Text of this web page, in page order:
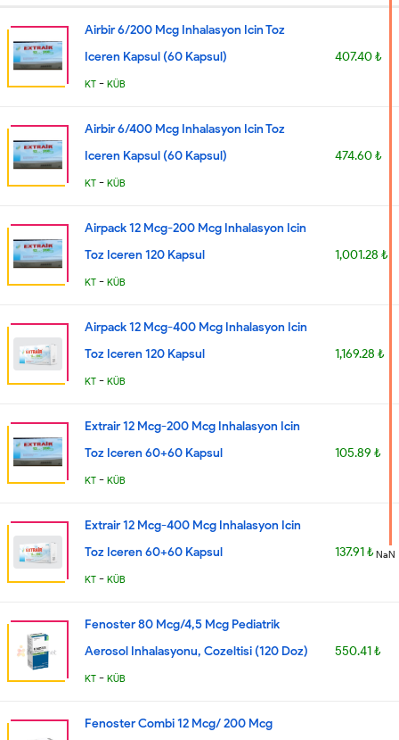
Airbir 6/200 Mcg Inhalasyon Icin Toz
Iceren Kapsul (60 Kapsul)
KT - KÜB
407.40 ₺
Airbir 6/400 Mcg Inhalasyon Icin Toz
Iceren Kapsul (60 Kapsul)
KT - KÜB
474.60 ₺
Airpack 12 Mcg-200 Mcg Inhalasyon Icin
Toz Iceren 120 Kapsul
KT - KÜB
1,001.28 ₺
Airpack 12 Mcg-400 Mcg Inhalasyon Icin
Toz Iceren 120 Kapsul
KT - KÜB
1,169.28 ₺
Extrair 12 Mcg-200 Mcg Inhalasyon Icin
Toz Iceren 60+60 Kapsul
KT - KÜB
105.89 ₺
Extrair 12 Mcg-400 Mcg Inhalasyon Icin
Toz Iceren 60+60 Kapsul
KT - KÜB
137.91 ₺
Fenoster 80 Mcg/4,5 Mcg Pediatrik
Aerosol Inhalasyonu, Cozeltisi (120 Doz)
KT - KÜB
550.41 ₺
Fenoster Combi 12 Mcg/ 200 Mcg
NaN